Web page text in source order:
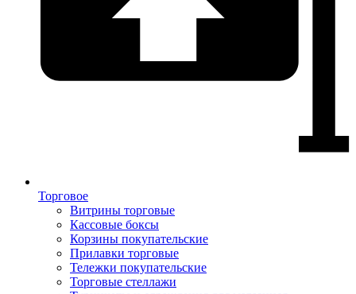
Торговое
Витрины торговые
Кассовые боксы
Корзины покупательские
Прилавки торговые
Тележки покупательские
Торговые стеллажи